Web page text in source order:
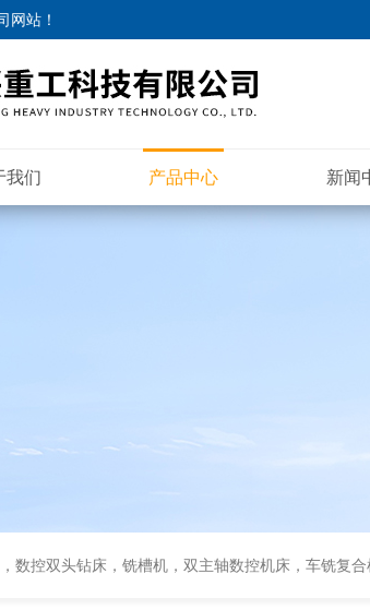
网站 ！
我们 产品中心 新闻
数控双头钻床，铣槽机，双主轴数控机床，车铣复